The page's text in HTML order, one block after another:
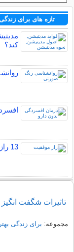
تازه های برای زندگی
کند؟
13 راز موفقیت از نگاه جیم ران، فیلسوف کارآفرین
تاثیرات شگفت
مجموعه: برای زندگی بهتر